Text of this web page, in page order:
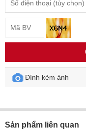
Đính kèm ảnh
Sản phẩm liên quan